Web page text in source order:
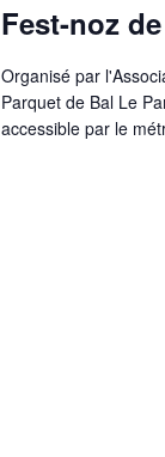
Fest-noz de
Organisé par
Parquet de Bal Le
accessible par le